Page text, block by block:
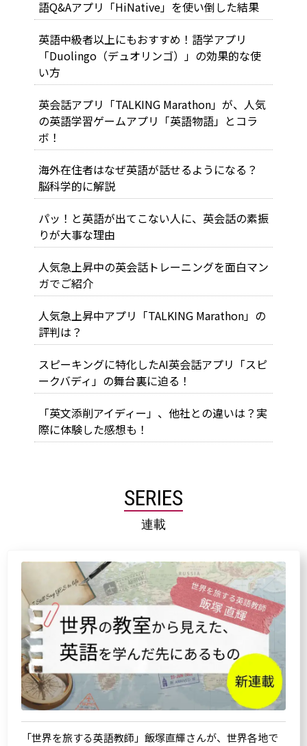
語Q&Aアプリ「HiNative」を使い倒した結果
英語中級者以上にもおすすめ！語学アプリ
「Duolingo（デュオリンゴ）」の効果的な使
い方
英会話アプリ「TALKING Marathon」が、人気
の英語学習ゲームアプリ「英語物語」とコラ
ボ！
海外在住者はなぜ英語が話せるようになる？
脳科学的に解説
パッ！と英語が出てこない人に、英会話の素振
りが大事な理由
人気急上昇中の英会話トレーニングを面白マン
ガでご紹介
人気急上昇中アプリ「TALKING Marathon」の
評判は？
スピーキングに特化したAI英会話アプリ「スピ
ークバディ」の舞台裏に迫る！
「英文添削アイディー」、他社との違いは？実
際に体験した感想も！
SERIES
連載
「世界を旅する英語教師」飯塚直輝さんが、世界各地で